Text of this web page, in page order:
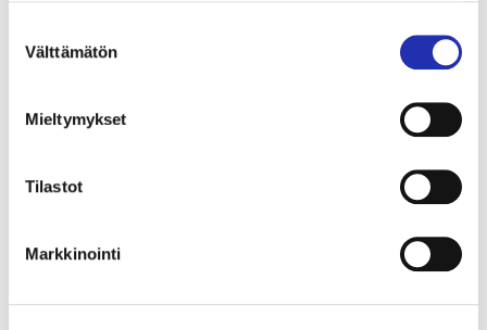
valinta
Välttämätön
Mieltymykset
Tilastot
Markkinointi
Pohjakuva Opus 1 + 2